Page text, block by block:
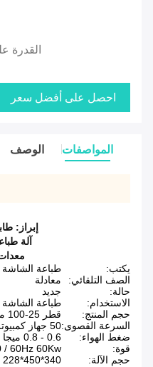
القدرة
احصل على أفضل سعر
المواصفات الوصف
إبراز:
آلة
يكتب:
طباعة الشاشة
الصف التلقائي:
معادلة
حالة:
جديد
الاستخدام:
طباعة
حجم المنتج:
قطر 25-100 مم ارتفاع 40-340 مم
السرعة القصوى:50 جهاز كمبيوتر شخصى / دقيقة
ضغط الهواء:
0.6 - 0.8 ميجا باسكال
قوة:
/ 60Hz 60Kw
حجم الآلة:
340*450*228 سم